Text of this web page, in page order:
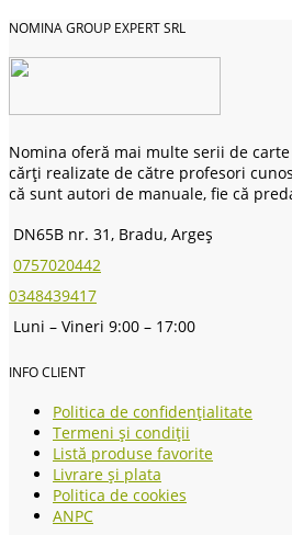
NOMINA GROUP EXPERT SRL
Nomina oferă mai multe serii de
cărți realizate de către profesori
că sunt autori de manuale, fie că
DN65B nr. 31, Bradu, Argeș
0757020442
0348439417
Luni – Vineri 9:00 – 17:00
INFO CLIENT
Politica de confidențialitate
Termeni și condiții
Listă produse favorite
Livrare și plata
Politica de cookies
ANPC